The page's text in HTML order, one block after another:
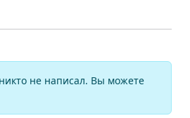
не написал. Вы можете